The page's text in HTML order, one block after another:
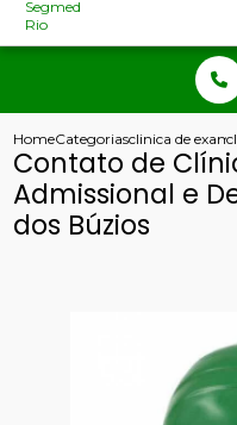
HomeCategoriasclinica de
Contato de
Admissional e
dos Búzios